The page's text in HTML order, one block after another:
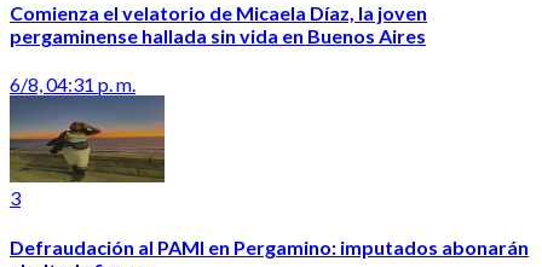
Comienza el velatorio de Micaela Díaz, la joven
pergaminense hallada sin vida en Buenos Aires
6/8, 04:31 p. m.
3
Defraudación al PAMI en Pergamino: imputados abonarán